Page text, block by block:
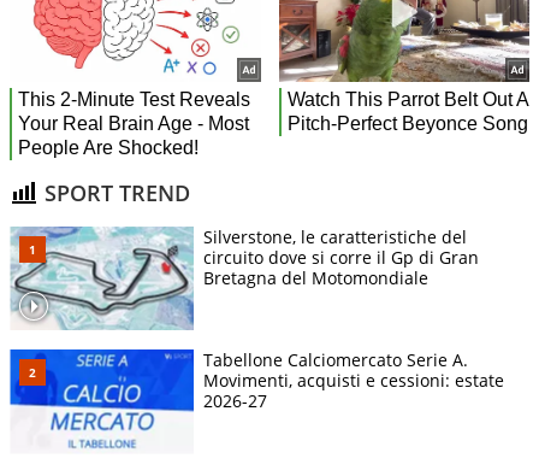
SPORT TREND
Silverstone, le caratteristiche del
circuito dove si corre il Gp di Gran
Bretagna del Motomondiale
Tabellone Calciomercato Serie A.
Movimenti, acquisti e cessioni: estate
2026-27